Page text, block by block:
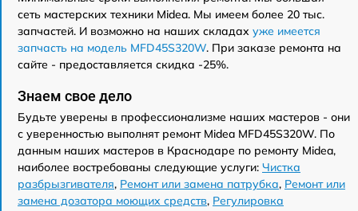
сеть мастерских техники Midea. Мы имеем более 20 тыс.
запчастей. И возможно на наших складах уже имеется
запчасть на модель MFD45S320W. При заказе ремонта на
сайте - предоставляется скидка -25%.
Знаем свое дело
Будьте уверены в профессионализме наших мастеров - они
с уверенностью выполнят ремонт Midea MFD45S320W. По
данным наших мастеров в Краснодаре по ремонту Midea,
наиболее востребованы следующие услуги: Чистка
разбрызгивателя, Ремонт или замена патрубка, Ремонт или
замена дозатора моющих средств, Регулировка